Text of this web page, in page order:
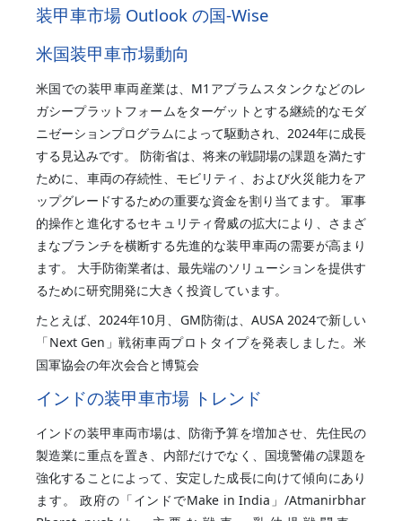
装甲車市場 Outlook の国-Wise
米国装甲車市場動向
米国での装甲車両産業は、M1アブラムスタンクなどのレ
ガシープラットフォームをターゲットとする継続的なモダ
ニゼーションプログラムによって駆動され、2024年に成長
する見込みです。 防衛省は、将来の戦闘場の課題を満たす
ために、車両の存続性、モビリティ、および火災能力をア
ップグレードするための重要な資金を割り当てます。 軍事
的操作と進化するセキュリティ脅威の拡大により、さまざ
まなブランチを横断する先進的な装甲車両の需要が高まり
ます。 大手防衛業者は、最先端のソリューションを提供す
るために研究開発に大きく投資しています。
たとえば、2024年10月、GM防衛は、AUSA 2024で新しい
「Next Gen」戦術車両プロトタイプを発表しました。米
国軍協会の年次会合と博覧会
インドの装甲車市場 トレンド
インドの装甲車両市場は、防衛予算を増加させ、先住民の
製造業に重点を置き、内部だけでなく、国境警備の課題を
強化することによって、安定した成長に向けて傾向にあり
ます。 政府の「インドでMake in India」/Atmanirbhar